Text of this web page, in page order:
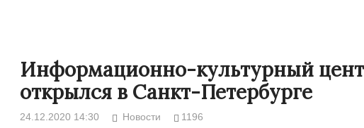
Информационно-культурный
открылся в Санкт-Петербурге
24.12.2020 14:30 Новости 1196